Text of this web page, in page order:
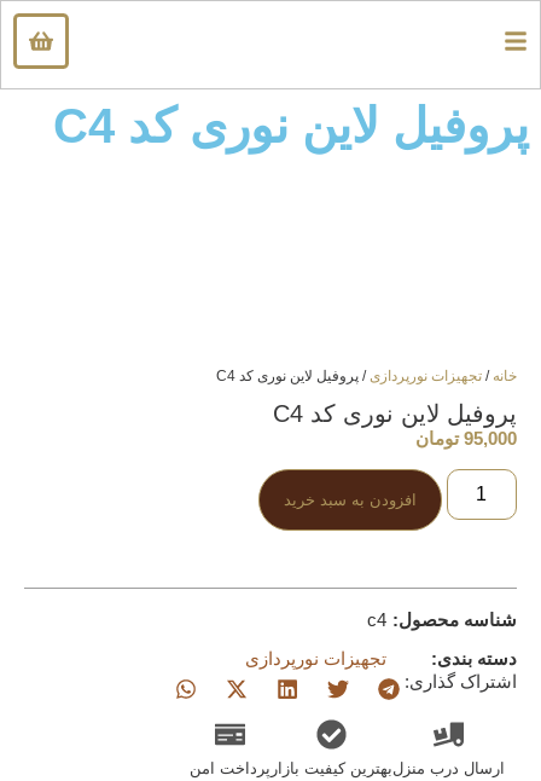
پروفیل لاین نوری کد C4
خانه / تجهیزات نورپردازی/ پروفیل لاین نوری کد C4
پروفیل لاین نوری کد C4
95,000 تومان
افزودن به سبد خرید
شناسه محصول: c4
دسته بندی:
تجهیزات نورپردازی
اشتراک گذاری:
ارسال درب منزلبهترین کیفیت بازار پرداخت امن